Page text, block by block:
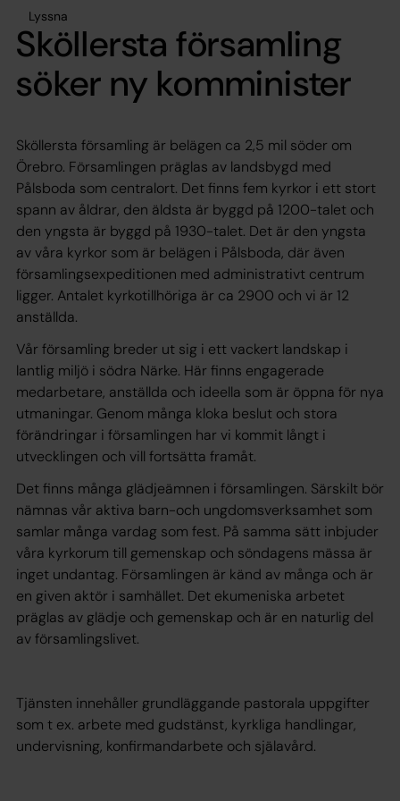
Lyssna
Sköllersta församling
söker ny komminister
Sköllersta församling är belägen ca 2,5 mil söder om
Örebro. Församlingen präglas av landsbygd med
Pålsboda som centralort. Det finns fem kyrkor i ett stort
spann av åldrar, den äldsta är byggd på 1200-talet och
den yngsta är byggd på 1930-talet. Det är den yngsta
av våra kyrkor som är belägen i Pålsboda, där även
församlingsexpeditionen med administrativt centrum
ligger. Antalet kyrkotillhöriga är ca 2900 och vi är 12
anställda.
Vår församling breder ut sig i ett vackert landskap i
lantlig miljö i södra Närke. Här finns engagerade
medarbetare, anställda och ideella som är öppna för nya
utmaningar. Genom många kloka beslut och stora
förändringar i församlingen har vi kommit långt i
utvecklingen och vill fortsätta framåt.
Det finns många glädjeämnen i församlingen. Särskilt bör
nämnas vår aktiva barn-och ungdomsverksamhet som
samlar många vardag som fest. På samma sätt inbjuder
våra kyrkorum till gemenskap och söndagens mässa är
inget undantag. Församlingen är känd av många och är
en given aktör i samhället. Det ekumeniska arbetet
präglas av glädje och gemenskap och är en naturlig del
av församlingslivet.
Tjänsten innehåller grundläggande pastorala uppgifter
som t ex. arbete med gudstänst, kyrkliga handlingar,
undervisning, konfirmandarbete och själavård.